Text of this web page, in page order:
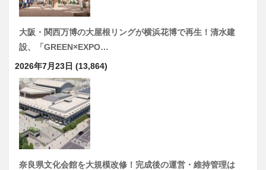
大阪・関西万博の大屋根リングが横浜花博で再生！清水建
設、「GREEN×EXPO…
2026年7月23日 (13,864)
奈良県文化会館を大規模改修！完成後の運営・維持管理は